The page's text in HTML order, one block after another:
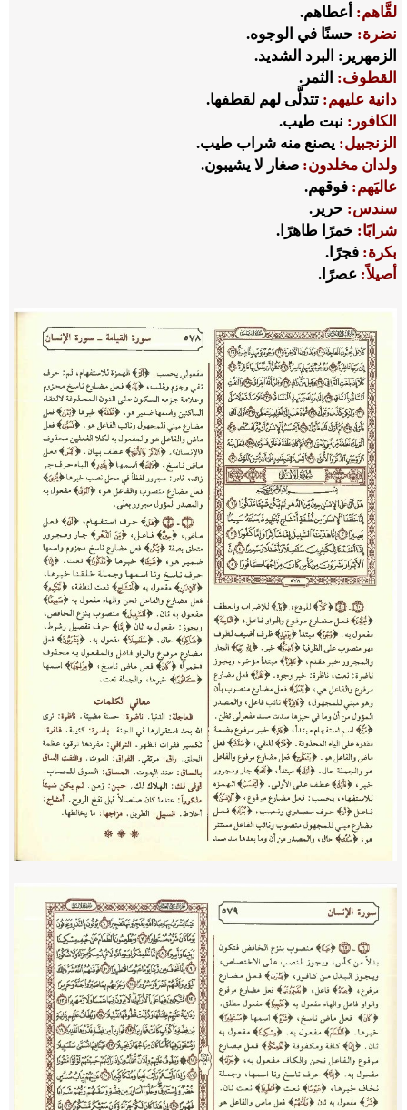
لقَّاهم: أعطاهم.
نضرة: حسنًا في الوجوه.
الزمهرير: البرد الشديد.
القطوف: الثمر.
دانية عليهم: تتدلَّى لهم لقطفها.
الكافور: نبت طيب.
الزنجبيل: يصنع منه شراب طيب.
ولدان مخلدون: صغار لا يشيبون.
عاليَهم: فوقهم.
سندس: حرير.
شرابًا: خمرًا طاهرًا.
بكرة: فجرًا.
أصيلاً: عصرًا.